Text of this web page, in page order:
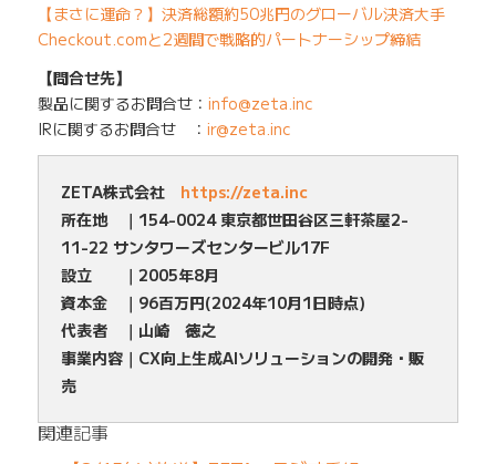
【まさに運命？】決済総額約50兆円のグローバル決済大手
Checkout.comと2週間で戦略的パートナーシップ締結
【問合せ先】
製品に関するお問合せ： info@zeta.inc
IRに関するお問合せ ： ir@zeta.inc
ZETA株式会社 https://zeta.inc
所在地 ｜154-0024 東京都世田谷区三軒茶屋2-
11-22 サンタワーズセンタービル17F
設立 ｜2005年8月
資本金 ｜96百万円(2024年10月1日時点)
代表者 ｜山崎 徳之
事業内容｜CX向上生成AIソリューションの開発・販
売
関連記事